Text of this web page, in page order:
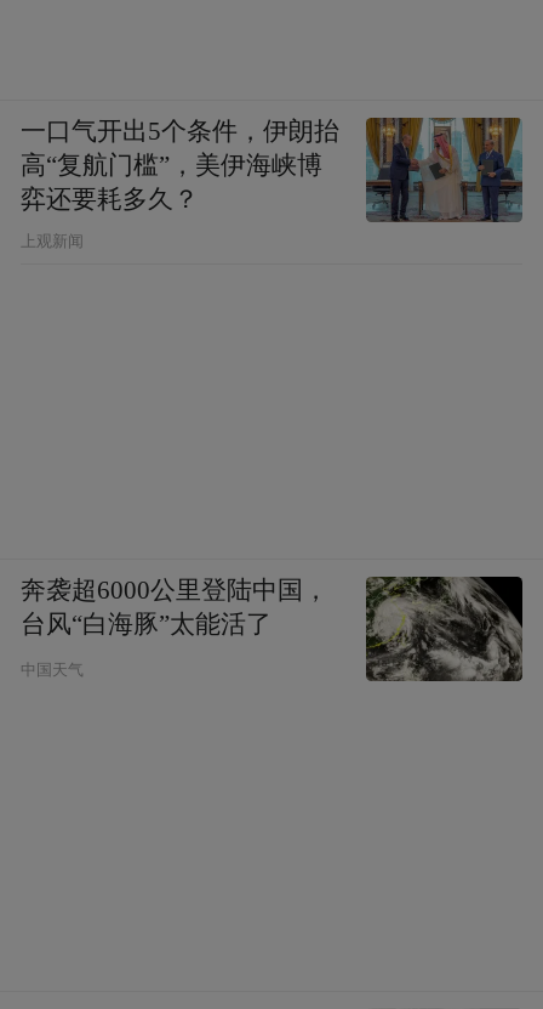
一口气开出5个条件，伊朗抬
高“复航门槛”，美伊海峡博
弈还要耗多久？
上观新闻
奔袭超6000公里登陆中国，
台风“白海豚”太能活了
中国天气